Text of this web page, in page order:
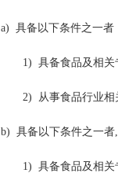
a) 具备以下条件之一者
1) 具备食品及相关
2) 从事食品行业相
b)具备以下条件之一者
1) 具备食品及相关